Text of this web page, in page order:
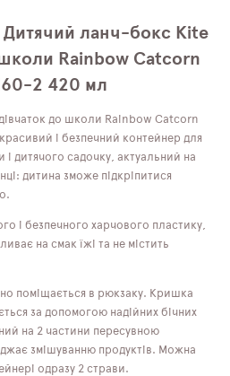
ланч-бокс Kite
Rainbow Catcorn
2 420 мл
до школи Rainbow Catcorn
і безпечний контейнер для
дитячого садочку, актуальний на
дитина зможе підкріпитися
і безпечного харчового пластику,
на смак їжі та не містить
поміщається в рюкзаку. Кришка
за допомогою надійних бічних
на 2 частини пересувною
змішуванню продуктів. Можна
одразу 2 страви.